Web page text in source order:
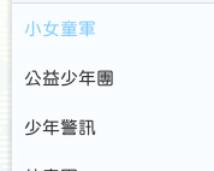
小女童軍
公益少年團
少年警訊